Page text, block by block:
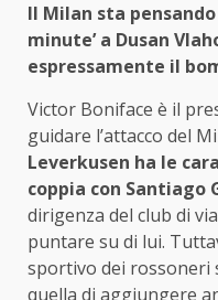
Il Milan sta
minute’ a Dusan
espressamente il
Victor Boniface è il
guidare l’attacco del
Leverkusen ha le
coppia con Santiago
dirigenza del club di
puntare su di lui.
sportivo dei rossoneri
quella di aggiungere